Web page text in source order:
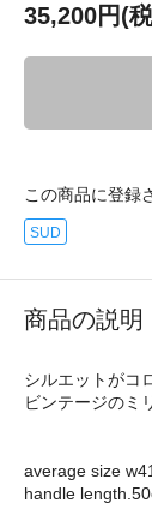
35,200円(
この商品に登録
SUD
商品の説明
シルエットがコ
ビンテージのミ
average size
handle